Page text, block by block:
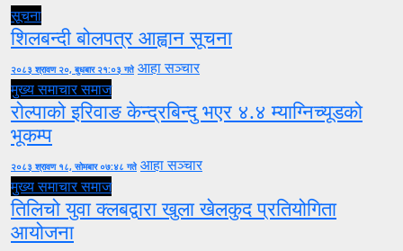
सूचना
शिलबन्दी बोलपत्र आह्वान सूचना
२०८३ श्रावण २०, बुधबार २१:०३ गते आहा सञ्चार
मुख्य समाचारसमाज
रोल्पाको इरिवाङ केन्द्रबिन्दु भएर ४.४ म्याग्निच्यूडको
भूकम्प
२०८३ श्रावण १८, सोमबार ०७:४८ गते आहा सञ्चार
मुख्य समाचारसमाज
तिलिचो युवा क्लबद्वारा खुला खेलकुद प्रतियोगिता
आयोजना